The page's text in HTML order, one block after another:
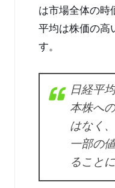
は市場全体の時
平均は株価の高
す。
日経平
本株へ
はなく
一部の
ること